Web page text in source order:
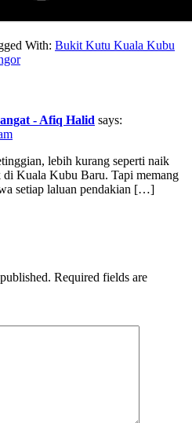
With: Bukit Kutu Kuala Kubu
- Afiq Halid says:
lebih kurang seperti naik
Kuala Kubu Baru. Tapi memang
setiap laluan pendakian […]
Required fields are